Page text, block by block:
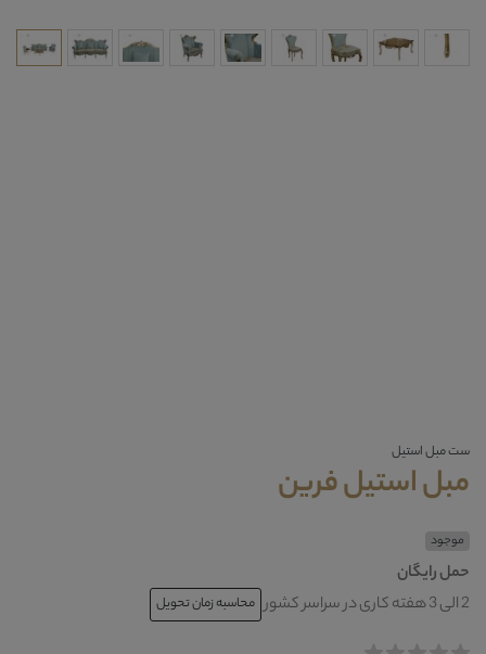
ست مبل استیل
مبل استیل فرین
موجود
حمل رایگان
2 الی 3 هفته کاری در سراسر کشور
محاسبه زمان تحویل